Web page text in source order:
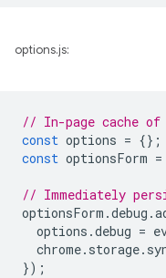
options.js:
// In-page cache
const options = {};
const optionsForm =
// Immediately
optionsForm .debug .
options .debug =
chrome. storage.
});